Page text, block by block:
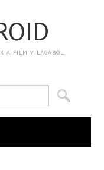
A FILM VILÁGÁBÓL.